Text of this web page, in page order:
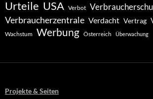
Urteile USA Verbot
Verbraucherzentrale Verdacht Vertrag
Wachstum Werbung Österreich Überwachung
Projekte & Seiten